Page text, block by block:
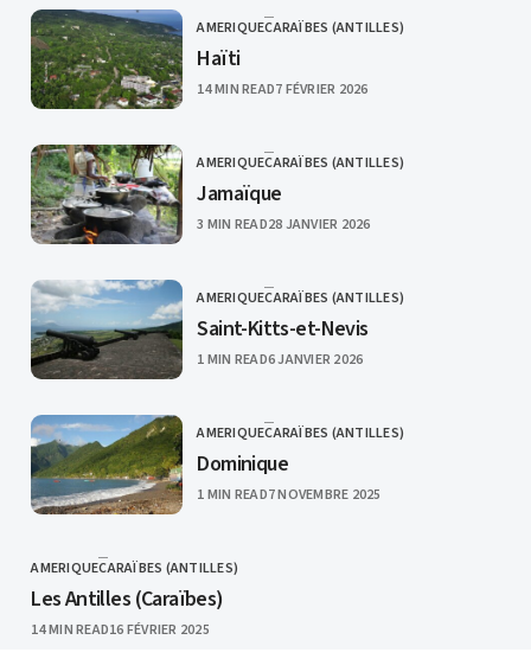
CATEGORY
AMERIQUECARAÏBES (ANTILLES)
Haïti
14 MIN READPUBLISHED
7 FÉVRIER 2026
CATEGORY
AMERIQUECARAÏBES (ANTILLES)
Jamaïque
3 MIN READPUBLISHED
28 JANVIER 2026
CATEGORY
AMERIQUECARAÏBES (ANTILLES)
Saint-Kitts-et-Nevis
1 MIN READPUBLISHED
6 JANVIER 2026
CATEGORY
AMERIQUECARAÏBES (ANTILLES)
Dominique
1 MIN READPUBLISHED
7 NOVEMBRE 2025
CATEGORY
AMERIQUECARAÏBES (ANTILLES)
Les Antilles (Caraïbes)
14 MIN READPUBLISHED
16 FÉVRIER 2025